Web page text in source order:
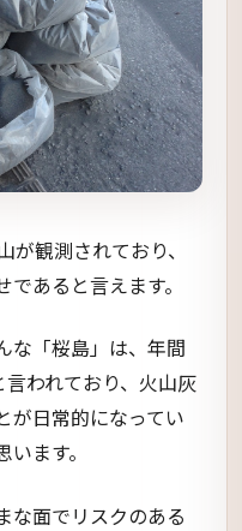
観測されており、
あると言えます。
な「桜島」は、年間
われており、火山灰
が日常的になってい
ます。
な面でリスクのある